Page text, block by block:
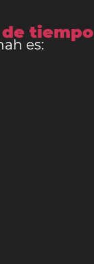
tiempo
es: